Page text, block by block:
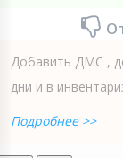
Добавить ДМС ,
дни и в
Подробнее >>